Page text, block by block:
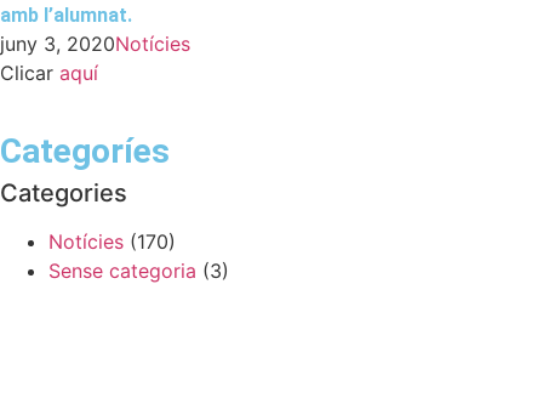
amb l’alumnat.
juny 3, 2020Notícies
Clicar aquí
Categoríes
Categories
Notícies (170)
Sense categoria (3)